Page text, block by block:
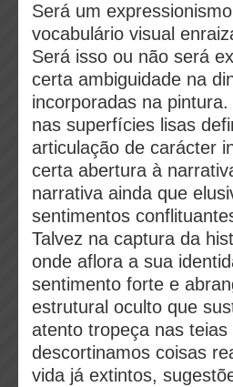
Será um
vocabulário visual
Será isso ou não será
certa ambiguidade na
incorporadas na
nas superfícies lisas
articulação de carácter
certa abertura à
narrativa ainda que
sentimentos
Talvez na captura da
onde aflora a sua
sentimento forte e
estrutural oculto que
atento tropeça nas
descortinamos coisas
vida já extintos,